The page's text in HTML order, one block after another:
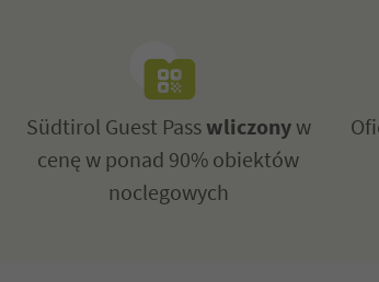
Südtirol Guest Passwliczonyw
cenę w ponad 90% obiektów
noclegowych